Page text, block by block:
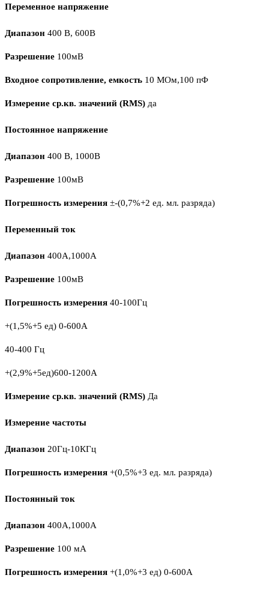
Переменное напряжение
Диапазон 400 В, 600В
Разрешение 100мВ
Входное сопротивление, емкость 10 МОм,100 пФ
Измерение ср.кв. значений (RMS) да
Постоянное напряжение
Диапазон 400 В, 1000В
Разрешение 100мВ
Погрешность измерения ±-(0,7%+2 ед. мл. разряда)
Переменный ток
Диапазон 400А,1000А
Разрешение 100мВ
Погрешность измерения 40-100Гц
+(1,5%+5 ед) 0-600А
40-400 Гц
+(2,9%+5ед)600-1200А
Измерение ср.кв. значений (RMS) Да
Измерение частоты
Диапазон 20Гц-10КГц
Погрешность измерения +(0,5%+3 ед. мл. разряда)
Постоянный ток
Диапазон 400А,1000А
Разрешение 100 мА
Погрешность измерения +(1,0%+3 ед) 0-600А